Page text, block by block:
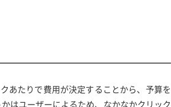
あたりで費用が決定することから、予算を
はユーザーによるため、なかなかクリック